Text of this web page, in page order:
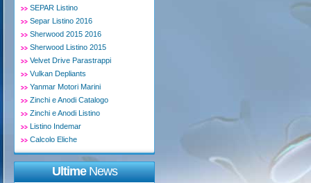
SEPAR Listino
Separ Listino 2016
Sherwood 2015 2016
Sherwood Listino 2015
Velvet Drive Parastrappi
Vulkan Depliants
Yanmar Motori Marini
Zinchi e Anodi Catalogo
Zinchi e Anodi Listino
Listino Indemar
Calcolo Eliche
UltimeNews